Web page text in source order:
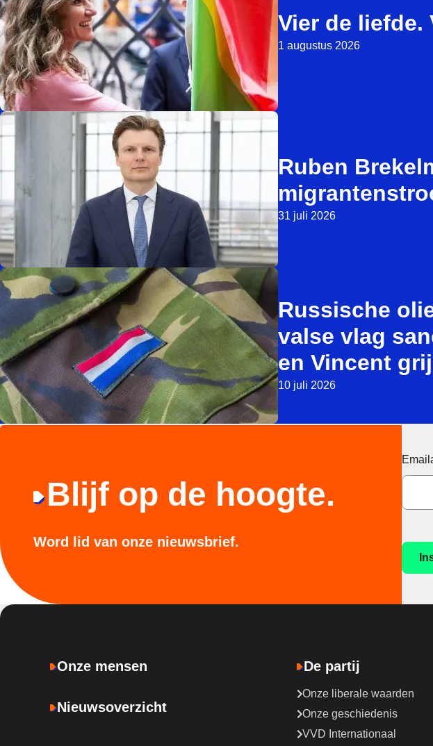
Vier de liefde.
1 augustus 2026
Ruben
31 juli 2026
Russische
valse vlag
en Vincent
10 juli 2026
Blijf op de hoogte.
Word lid van onze nieuwsbrief.
Onze mensen
Nieuwsoverzicht
De partij
Onze liberale waarden
Onze geschiedenis
VVD Internationaal